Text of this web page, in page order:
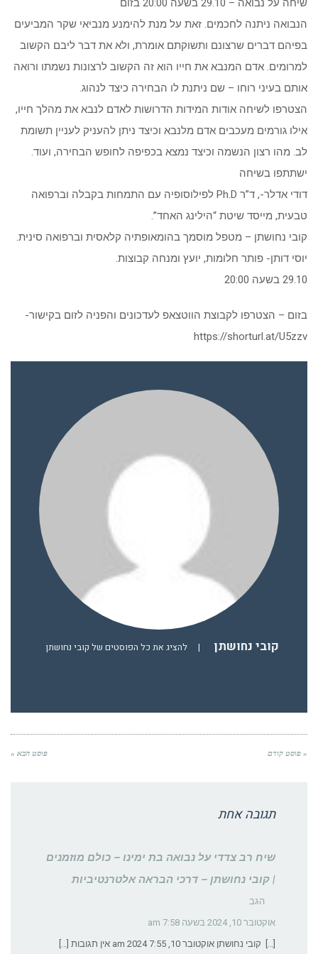
שיחה על נבואה – 29.10 בשעה 20:00 בזום
הנבואה ניתנה לחכמים. זאת על מנת להימנע מנביאי שקר המביעים
בפיהם דברים שרצונם ותשוקתם אומרת, ולא את דבר ליבם הקשוב
למרומים. אדם המנבא את חייו הוא זה הקשוב לרצונות נשמתו ורואה
אותם בעיני רוחו – שם ניתנת לו הבחירה כיצד לנהוג.
הצטרפו לשיחה אודות המידות הדרושות לאדם לנבא את מהלך חייו,
אילו גורמים מעכבים אדם מלנבא וכיצד ניתן להעניק לעניין תשומת
לב. מהו רצון הנשמה וכיצד נמצא בכפיפה לחופש הבחירה, ועוד.
ישתתפו בשיחה
דודי אדלר-, ד”ר Ph.D לפילוסופיה עם התמחות בקבלה וברפואה
טבעית, מייסד שיטת “הילינג האחד”.
קובי נחושתן – מטפל מוסמך בהומאופתיה קלאסית וברפואה סינית.
יוסי דותן- פותר חלומות, יועץ ומנחה קבוצות.
29.10 בשעה 20:00
בזום – הצטרפו לקבוצת הווטצאפ לעדכונים והפניה לזום בקישור-
https://shorturl.at/U5zzv
קובי נחושתן | להציג את כל הפוסטים של קובי נחושתן
« פוסט קודם פוסט הבא »
תגובה אחת
שיח רב צדדי על נבואה בת ימינו – כולם מוזמנים
| קובי נחושתן – דרכי הבראה אלטרנטיביות
הגב
אוקטובר 10, 2024 בשעה 7:58 am
[…] קובי נחושתן אוקטובר 10, 2024 7:55 am אין תגובות […]